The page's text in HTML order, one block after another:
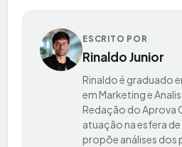
ESCRITO POR
Rinaldo Junior
Rinaldo é graduado
em Marketing e
Redação do Aprova
atuação na esfera
propõe análises dos